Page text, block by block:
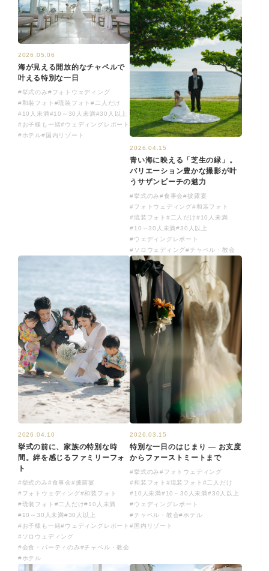
2026.05.06
海が見える開放的なチャペルで
叶える特別な一日
#挙式のみ#フォトウェディング
#和装フォト #琉装フォト#二人だけ
#10人未満#10～30人未満#30人以上
#お子様も一緒#ウェディングレポート
#ホテル#国内リゾート
2026.04.15
青い海に映える「芝生の緑」。
バリエーション豊かな撮影が叶
うサザンビーチの魅力
#挙式のみ#食事会#披露宴
#フォトウェディング#和装フォト
#琉装フォト #二人だけ#10人未満
#10～30人未満#30人以上
#ウェディングレポート
#ソロウェディング#チャペル・教会
2026.04.10
挙式の前に、家族の特別な時
間。絆を感じるファミリーフォ
ト
#挙式のみ#食事会#披露宴
#フォトウェディング#和装フォト
#琉装フォト #二人だけ#10人未満
#10～30人未満#30人以上
#お子様も一緒#ウェディングレポート
#ソロウェディング
#会食・パーティのみ#チャペル・教会
#ホテル
2026.03.15
特別な一日のはじまり ― お支度
からファーストミートまで
#挙式のみ#フォトウェディング
#和装フォト #琉装フォト #二人だけ
#10人未満#10～30人未満#30人以上
#ウェディングレポート
#チャペル・教会#ホテル
#国内リゾート